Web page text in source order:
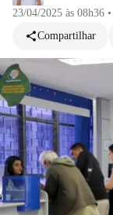
23/04/2025 às 08h36 •
Compartilhar